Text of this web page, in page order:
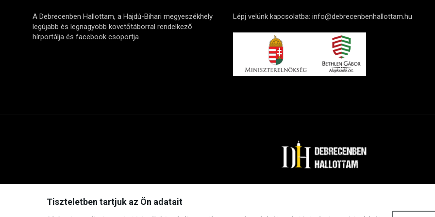
A Debrecenben Hallottam, a Hajdú-Bihari megyeszékhely
legújabb és legnagyobb követőtáborral rendelkező
hírportálja és facebook csoportja.
Lépj velünk kapcsolatba:info@debrecenbenhallottam.hu
Tiszteletben tartjuk az Ön adatait